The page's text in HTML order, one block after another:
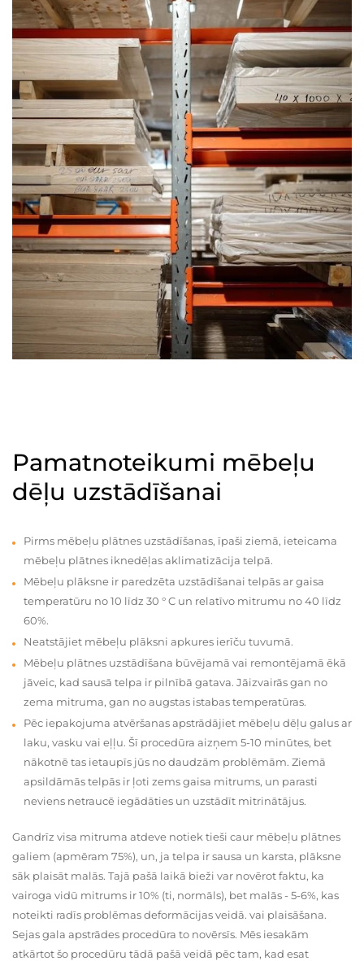
Pamatnoteikumi mēbeļu
dēļu uzstādīšanai
Pirms mēbeļu plātnes uzstādīšanas, īpaši ziemā, ieteicama
mēbeļu plātnes iknedēļas aklimatizācija telpā.
Mēbeļu plāksne ir paredzēta uzstādīšanai telpās ar gaisa
temperatūru no 10 līdz 30 ° C un relatīvo mitrumu no 40 līdz
60%.
Neatstājiet mēbeļu plāksni apkures ierīču tuvumā.
Mēbeļu plātnes uzstādīšana būvējamā vai remontējamā ēkā
jāveic, kad sausā telpa ir pilnībā gatava. Jāizvairās gan no
zema mitruma, gan no augstas istabas temperatūras.
Pēc iepakojuma atvēršanas apstrādājiet mēbeļu dēļu galus ar
laku, vasku vai eļļu. Šī procedūra aizņem 5-10 minūtes, bet
nākotnē tas ietaupīs jūs no daudzām problēmām. Ziemā
apsildāmās telpās ir ļoti zems gaisa mitrums, un parasti
neviens netraucē iegādāties un uzstādīt mitrinātājus.
Gandrīz visa mitruma atdeve notiek tieši caur mēbeļu plātnes
galiem (apmēram 75%), un, ja telpa ir sausa un karsta, plāksne
sāk plaisāt malās. Tajā pašā laikā bieži var novērot faktu, ka
vairoga vidū mitrums ir 10% (ti, normāls), bet malās - 5-6%, kas
noteikti radīs problēmas deformācijas veidā. vai plaisāšana.
Sejas gala apstrādes procedūra to novērsīs. Mēs iesakām
atkārtot šo procedūru tādā pašā veidā pēc tam, kad esat